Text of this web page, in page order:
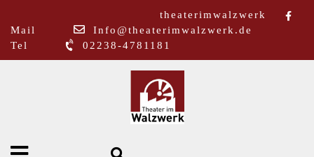
theaterimwalzwerk
Mail
Info@theaterimwalzwerk.de
Tel
02238-4781181